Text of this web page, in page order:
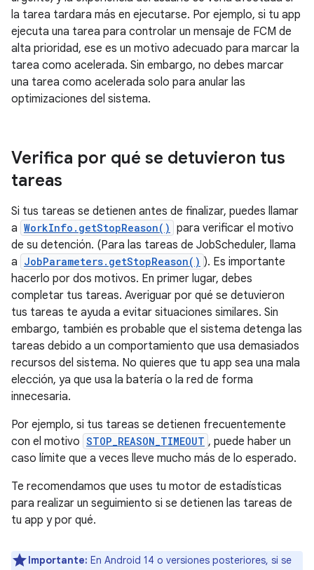
la tarea tardara más en ejecutarse. Por ejemplo, si tu app
ejecuta una tarea para controlar un mensaje de FCM de
alta prioridad, ese es un motivo adecuado para marcar la
tarea como acelerada. Sin embargo, no debes marcar
una tarea como acelerada solo para anular las
optimizaciones del sistema.
Verifica por qué se detuvieron tus
tareas
Si tus tareas se detienen antes de finalizar, puedes llamar
a WorkInfo.getStopReason() para verificar el motivo
de su detención. (Para las tareas de JobScheduler, llama
a JobParameters.getStopReason() ). Es importante
hacerlo por dos motivos. En primer lugar, debes
completar tus tareas. Averiguar por qué se detuvieron
tus tareas te ayuda a evitar situaciones similares. Sin
embargo, también es probable que el sistema detenga las
tareas debido a un comportamiento que usa demasiados
recursos del sistema. No quieres que tu app sea una mala
elección, ya que usa la batería o la red de forma
innecesaria.
Por ejemplo, si tus tareas se detienen frecuentemente
con el motivo STOP_REASON_TIMEOUT , puede haber un
caso límite que a veces lleve mucho más de lo esperado.
Te recomendamos que uses tu motor de estadísticas
para realizar un seguimiento si se detienen las tareas de
tu app y por qué.
Importante: En Android 14 o versiones posteriores, si se